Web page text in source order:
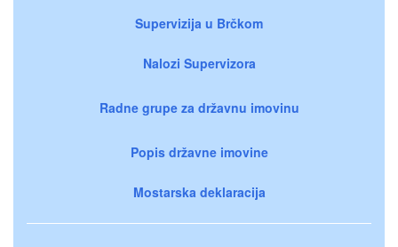
Supervizija u Brčkom
Nalozi Supervizora
Radne grupe za državnu imovinu
Popis državne imovine
Mostarska deklaracija